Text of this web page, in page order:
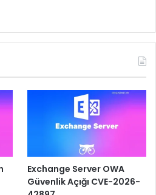
Exchange Server OWA
Güvenlik Açığı CVE-2026-